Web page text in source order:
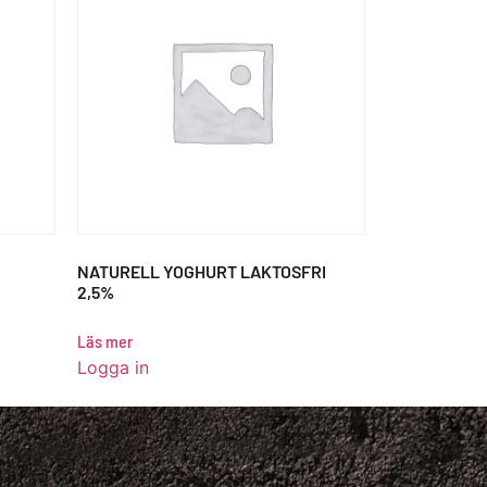
NATURELL YOGHURT LAKTOSFRI
2,5%
Läs mer
Logga in